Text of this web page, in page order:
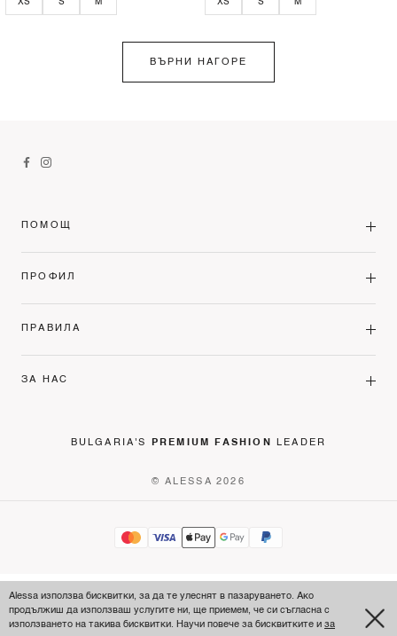
ВЪРНИ НАГОРЕ
Alessa използва бисквитки, за да те улеснят в пазаруването. Ако
продължиш да използваш услугите ни, ще приемем, че си съгласна с
използването на такива бисквитки. Научи повече за бисквитките и за
ПОМОЩ
ПРОФИЛ
ПРАВИЛА
ЗА НАС
BULGARIA'S PREMIUM FASHION LEADER
© ALESSA 2026